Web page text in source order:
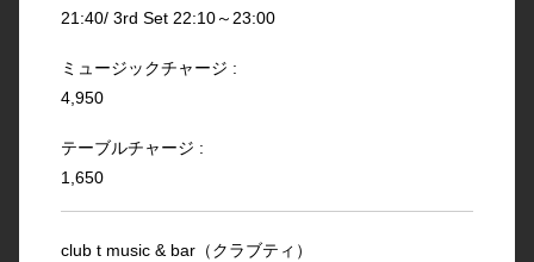
21:40/ 3rd Set 22:10～23:00
ミュージックチャージ :
4,950
テーブルチャージ :
1,650
club t music & bar（クラブティ）